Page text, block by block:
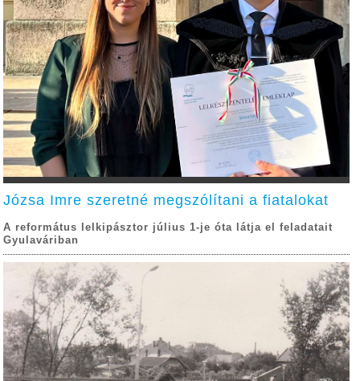
Józsa Imre szeretné megszólítani a fiatalokat
A református lelkipásztor július 1-je óta látja el feladatait
Gyulaváriban